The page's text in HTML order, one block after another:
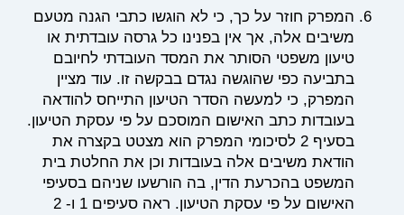
המפרק חוזר על כך, כי לא הוגשו כתבי הגנה מטעם
משיבים אלה, אך אין בפנינו כל גרסה עובדתית או
טיעון משפטי הסותר את המסד העובדתי לחיובם
בתביעה כפי שהוגשה נגדם בבקשה זו. עוד מציין
המפרק, כי למעשה הסדר הטיעון התייחס להודאה
בעובדות כתב האישום המוסכם על פי עסקת הטיעון.
בסעיף 2 לסיכומי המפרק הוא מצטט בקצרה את
הודאת משיבים אלה בעובדות וכן את החלטת בית
המשפט בהכרעת הדין, בה הורשעו שניהם בסעיפי
האישום על פי עסקת הטיעון. ראה סעיפים 1 ו- 2